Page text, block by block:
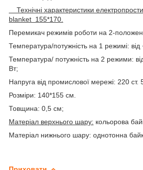
Технічні характеристики
blanket 155*170.
Перемикач режимів роботи на 2-
Температура/потужність на 1 режимі:
Температура/ потужність на 2 режими:
Вт;
Напруга від промислової мережі: 220 ст.
Розміри: 140*155 см.
Товщина: 0,5 см;
Матеріал верхнього шару: кольорова
Матеріал нижнього шару: однотонна